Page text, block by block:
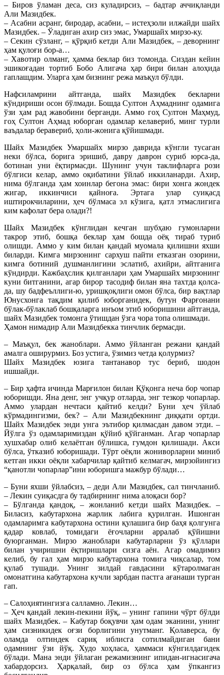
– Биров ўламан деса, сиз куладирсиз, – бадтар аччиқланди
Али Мазидбек.
– Асабни асранг, биродар, асабни, – истеҳзоли илжайди шайх
Мазидбек. – Ўладиган ахир сиз эмас, Умаршайх мирзо-ку.
– Секин сўзланг, – қўрқиб кетди Али Мазидбек, – деворнинг
ҳам қулоғи бор-а…
– Хавотир олманг, ҳамма беклар биз томонда. Сиздан кейин
эшикоғадан тортиб Бобо Алигача ҳар бири билан алоҳида
гаплашдим. Уларга ҳам бизнинг режа маъқул бўлди.
Нафсиламрини айтганда, шайх Мазидбек бекларни
кўндириши осон бўлмади. Бошда Султон Аҳмаднинг одамига
ўзи ҳам рад жавобини берганди. Аммо гоҳ Султон Маҳмуд,
гоҳ Султон Аҳмад юборган одамлар келавериб, минг турли
ваъдалар беравериб, ҳоли-жонига қўйишмади.
Шайх Мазидбек Умаршайх мирзо даврида кўнгли тусаган
неки бўлса, борига эришиб, давру даврон суриб юрса-да,
ботинан уни ёқтирмасди. Шунинг учун таклифларга рози
бўлгиси келар, аммо оқибатини ўйлаб иккиланарди. Ахир,
нима бўлганда ҳам хоинлар бегона эмас: бири хонга жондек
жигар, иккинчиси қайноға. Эртага улар суиқасд
иштирокчиларини, ҳеч бўлмаса эл кўзига, қатл этмаслигига
ким кафолат бера олади?!
Шайх Мазидбек кўнглидан кечган шубҳаю гумонларни
такрор этиб, бошқа беклар ҳам бошда оёқ тираб туриб
олишди. Аммо у ким билан қандай муомала қилишни яхши
биларди. Кимга мирзонинг сархуш пайти етказган озорини,
кимга ботиний душманлигини эслатиб, ахийри, айтганига
кўндирди. Кажбаҳслик қилганлари ҳам Умаршайх мирзонинг
куни битганини, агар бирор тасодиф билан яна тахтда қолса-
да, шу бадфеъллиги-ю, уришқоқлиги омон бўлса, бир вақтлар
Юнусхонга тақдим қилиб юборганидек, бутун Фарғонани
бўлак-бўлаклаб бошқаларга инъом этиб юборишини айтганда,
шайх Мазидбек томонга ўтишдан ўзга чора топа олишмади.
Ҳамон нимадир Али Мазидбекка тинчлик бермасди.
– Маъқул, бек жаноблари. Аммо ўйланган режани қандай
амалга оширурмиз. Боз устига, ўзимиз четда қолурмиз?
Шайх Мазидбек юзига тантанавор тус бериб, шодон
ишшайди.
– Бир ҳафта ичинда Марғилон билан Қўқонга неча бор чопар
юборишди. Яна денг, энг учқур отларда, энг тезкор чопарлар.
Аммо улардан нечтаси қайтиб келди? Буни ҳеч ўйлаб
кўрмадингизми, бек? – Али Мазидбекнинг диққати ортди.
Шайх Мазидбек энди унга эътибор қилмасдан давом этди. –
Йўлга ўз одамларимиздан қўйиб қўйганман. Агар чопарлар
хушхабар олиб келаётган бўлишса, гумдон қилишади. Акси
бўлса, ўтказиб юборишади. Тўрт оёқли жониворларни миниб
кетган икки оёқли хабарчилар қайтиб келмагач, мирзойингиз
“қанотли чопарлар”ини юборишга мажбур бўлади…
– Буни яхши ўйлабсиз, – деди Али Мазидбек, сал тинчланиб.
– Лекин суиқасдга бу тадбирнинг нима алоқаси бор?
– Бўлганда қандоқ, – жонланиб кетди шайх Мазидбек. –
Биласиз, кабутархона жарлик лабига қурилган. Ишонган
одамларимга кабутархона остини қулашига бир баҳя қолгунга
қадар ковлаб, томидаги ёғочларни арралаб қўйишни
буюрганман. Мирзо жаноблари кабутарларни ўз қўллари
билан учиришни ёқтиришлари сизга аён. Агар омадимиз
келиб, бу гал ҳам мирзо кабутархона томига чиқсалар, том
қулаб тушади. Унинг зилдай гавдасини кўтаролмаган
омонатгина кабутархона кучли зарбдан пастга ағанаши турган
гап.
– Салоҳиятингизга салламно. Лекин…
– Ҳеч қандай лекин-пекини йўқ, – унинг гапини чўрт бўлди
шайх Мазидбек. – Кабутар боқувчи ҳам одам эканини, унинг
ҳам сизникидек оғзи борлигини унутманг. Қолаверса, бу
оламда олтиндек сариқ иблисга сотилмайдиган бани
одамнинг ўзи йўқ. Худо хоҳласа, ҳаммаси кўнгилдагидек
бўлади. Мана энди ўйлаган режамизнинг ипидан-игнасигача
хабардорсиз. Ҳарқалай, бир оз бўлса ҳам ўпкангиз